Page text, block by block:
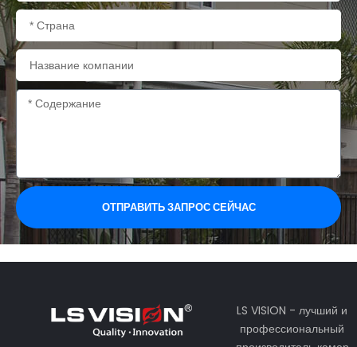
Страна
Название
компании
Содержание
ОТПРАВИТЬ ЗАПРОС СЕЙЧАС
LS VISION - лучший и
профессиональный